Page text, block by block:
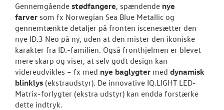
Gennemgående stødfangere, spændende nye
farver som fx Norwegian Sea Blue Metallic og
gennemtænkte detaljer på fronten iscenesætter den
nye ID.3 Neo på ny, uden at den mister den ikoniske
karakter fra ID.-familien. Også fronthjelmen er blevet
mere skarp og viser, at selv godt design kan
videreudvikles – fx med nye baglygter med dynamisk
blinklys (ekstraudstyr). De innovative IQ.LIGHT LED-
Matrix-forlygter (ekstra udstyr) kan endda forstærke
dette indtryk.